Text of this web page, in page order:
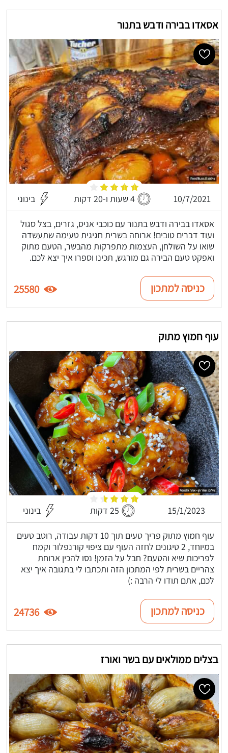
אסאדו בבירה ודבש בתנור
10/7/2021 4 שעות ו-20 דקות בינוני
אסאדו בבירה ודבש בתנור עם כוכבי אניס, גזרים, בצל סגול
ועוד דברים טובים! ארוחה בשרית חגיגית טעימה שתעשדה
שואו על השולחן, העצמות מתפרקות מהבשר, הטעם מתוק
ואפקט טעם הבירה גם מורגש, תכינו וספרו איך יצא לכם.
כניסה למתכון 25580
עוף חמוץ מתוק
15/1/2023 25 דקות בינוני
עוף חמוץ מתוק פריך טעים תוך 10 דקות עבודה, רוטב טעים
במיוחד, 2 טיגונים לחזה העוף עם ציפוי קורנפלור וקמח
לפריכות שיא והטעם? חבל על הזמן! נסו להכין ארוחת
צהריים בשרית לפי המתכון הזה ותכתבו לי בתגובה איך יצא
לכם, אתם תודו לי הרבה :)
כניסה למתכון 24736
בצלים ממולאים עם בשר ואורז